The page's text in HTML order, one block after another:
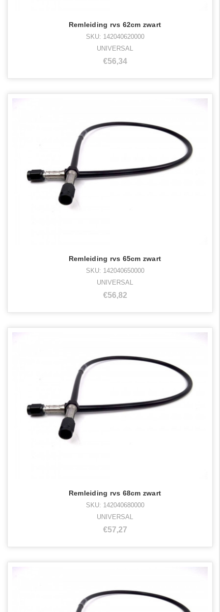
Remleiding rvs 62cm zwart
SKU: 142040620000
UNIVERSAL
€56,34
Remleiding rvs 65cm zwart
SKU: 142040650000
UNIVERSAL
€56,82
Remleiding rvs 68cm zwart
SKU: 142040680000
UNIVERSAL
€57,27